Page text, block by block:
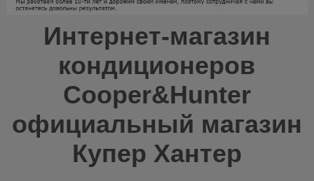
Интернет-магазин
кондиционеров
Cooper&Hunter
официальный магазин
Купер Хантер